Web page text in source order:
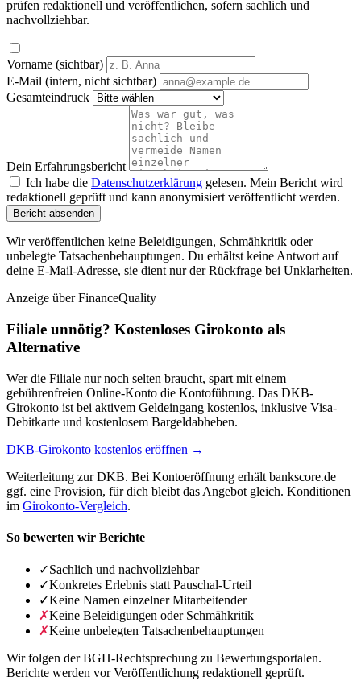
prüfen redaktionell und veröffentlichen, sofern sachlich und
nachvollziehbar.
Vorname (sichtbar)
E-Mail (intern, nicht sichtbar)
Gesamteindruck
Dein Erfahrungsbericht
Ich habe die Datenschutzerklärung gelesen. Mein Bericht wird
redaktionell geprüft und kann anonymisiert veröffentlicht werden.
Bericht absenden
Wir veröffentlichen keine Beleidigungen, Schmähkritik oder
unbelegte Tatsachenbehauptungen. Du erhältst keine Antwort auf
deine E-Mail-Adresse, sie dient nur der Rückfrage bei Unklarheiten.
Anzeige über FinanceQuality
Filiale unnötig? Kostenloses Girokonto als
Alternative
Wer die Filiale nur noch selten braucht, spart mit einem
gebührenfreien Online-Konto die Kontoführung. Das DKB-
Girokonto ist bei aktivem Geldeingang kostenlos, inklusive Visa-
Debitkarte und kostenlosem Bargeldabheben.
DKB-Girokonto kostenlos eröffnen →
Weiterleitung zur DKB. Bei Kontoeröffnung erhält bankscore.de
ggf. eine Provision, für dich bleibt das Angebot gleich. Konditionen
im Girokonto-Vergleich.
So bewerten wir Berichte
✓Sachlich und nachvollziehbar
✓Konkretes Erlebnis statt Pauschal-Urteil
✓Keine Namen einzelner Mitarbeitender
✗Keine Beleidigungen oder Schmähkritik
✗Keine unbelegten Tatsachenbehauptungen
Wir folgen der BGH-Rechtsprechung zu Bewertungsportalen.
Berichte werden vor Veröffentlichung redaktionell geprüft.